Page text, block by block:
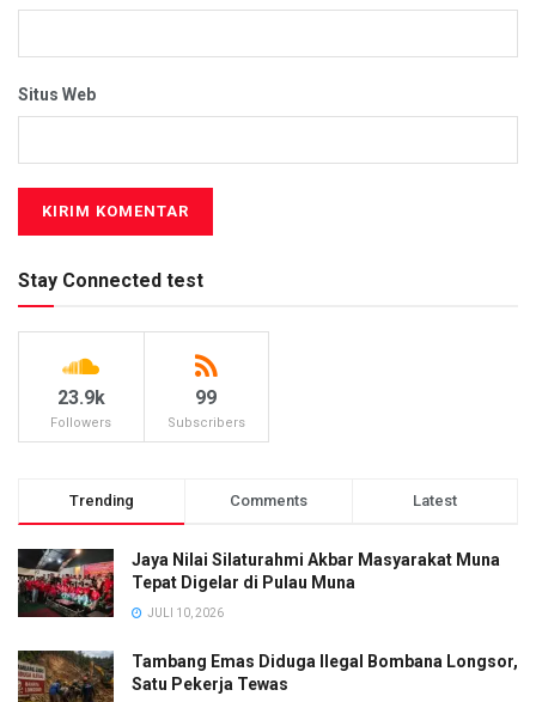
Situs Web
Stay Connected test
23.9k
Followers
99
Subscribers
Trending Comments Latest
Jaya Nilai Silaturahmi Akbar Masyarakat Muna
Tepat Digelar di Pulau Muna
JULI 10, 2026
Tambang Emas Diduga Ilegal Bombana Longsor,
Satu Pekerja Tewas